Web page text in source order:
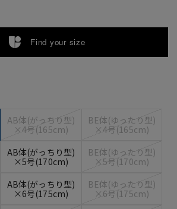
Find your size
AB体(がっちり型)
×4号(165cm)
BE体(ゆったり型)
×4号(165cm)
AB体(がっちり型)
×5号(170cm)
BE体(ゆったり型)
×5号(170cm)
AB体(がっちり型)
×6号(175cm)
BE体(ゆったり型)
×6号(175cm)